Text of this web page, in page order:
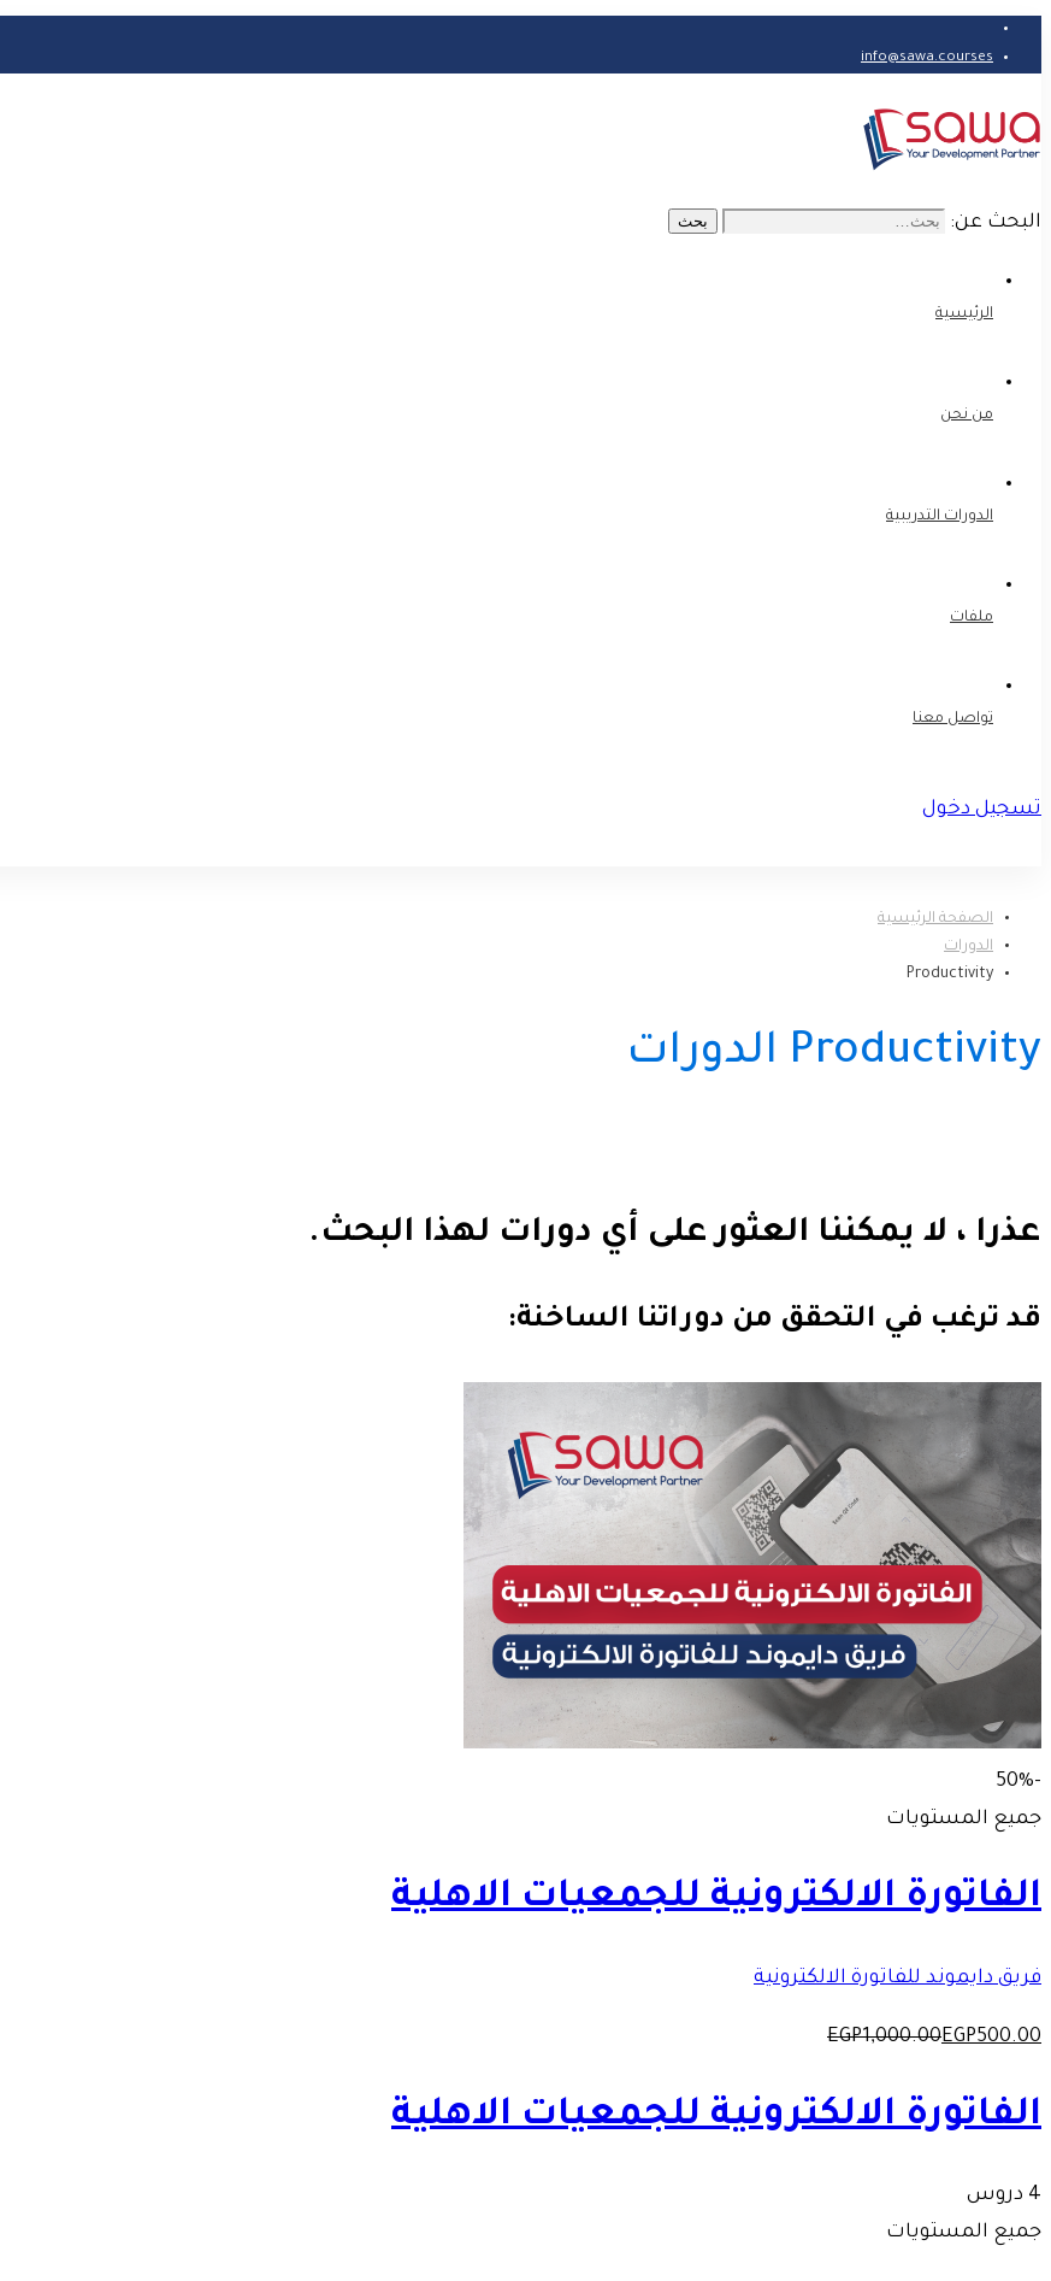
info@sawa.courses
البحث عن: بحث
الرئيسية
من نحن
الدورات التدريبية
ملفات
تواصل معنا
تسجيل دخول
الصفحة الرئيسية
الدورات
Productivity
Productivity الدورات
عذرا ، لا يمكننا العثور على أي دورات لهذا البحث.
قد ترغب في التحقق من دوراتنا الساخنة:
-50%
جميع المستويات
الفاتورة الالكترونية للجمعيات الاهلية
فريق دايموند للفاتورة الالكترونية
EGP500.00
EGP1,000.00
الفاتورة الالكترونية للجمعيات الاهلية
4 دروس
جميع المستويات